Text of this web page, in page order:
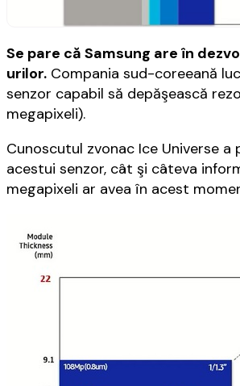
Se pare că Samsung are în
urilor. Compania sud-coreeană
senzor capabil să depăşească
megapixeli).
Cunoscutul zvonac Ice Universe
acestui senzor, cât şi câteva
megapixeli ar avea în acest